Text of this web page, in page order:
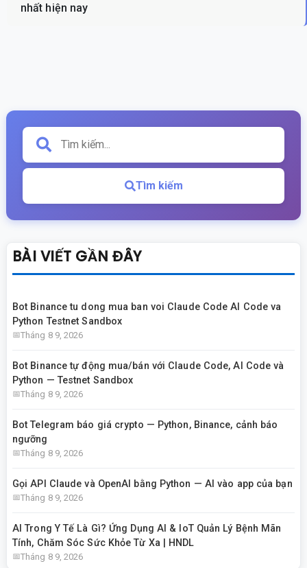
nhất hiện nay
Tìm kiếm
BÀI VIẾT GẦN ĐÂY
Bot Binance tu dong mua ban voi Claude Code AI Code va
Python Testnet Sandbox
Tháng 8 9, 2026
Bot Binance tự động mua/bán với Claude Code, AI Code và
Python — Testnet Sandbox
Tháng 8 9, 2026
Bot Telegram báo giá crypto — Python, Binance, cảnh báo
ngưỡng
Tháng 8 9, 2026
Gọi API Claude và OpenAI bằng Python — AI vào app của bạn
Tháng 8 9, 2026
AI Trong Y Tế Là Gì? Ứng Dụng AI & IoT Quản Lý Bệnh Mãn
Tính, Chăm Sóc Sức Khỏe Từ Xa | HNDL
Tháng 8 9, 2026